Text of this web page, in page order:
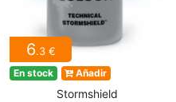
6.3 €
En stock Añadir
Stormshield